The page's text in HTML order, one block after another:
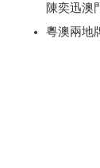
陳奕迅澳
粵澳兩地